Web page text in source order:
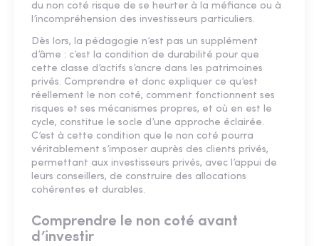
du non coté risque de se heurter à la méfiance ou à
l’incompréhension des investisseurs particuliers.
Dès lors, la pédagogie n’est pas un supplément
d’âme : c’est la condition de durabilité pour que
cette classe d’actifs s’ancre dans les patrimoines
privés. Comprendre et donc expliquer ce qu’est
réellement le non coté, comment fonctionnent ses
risques et ses mécanismes propres, et où en est le
cycle, constitue le socle d’une approche éclairée.
C’est à cette condition que le non coté pourra
véritablement s’imposer auprès des clients privés,
permettant aux investisseurs privés, avec l’appui de
leurs conseillers, de construire des allocations
cohérentes et durables.
Comprendre le non coté avant
d’investir